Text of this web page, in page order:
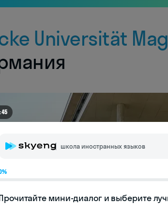
Universität
школа иностранных языков
мини-диалог и выберите